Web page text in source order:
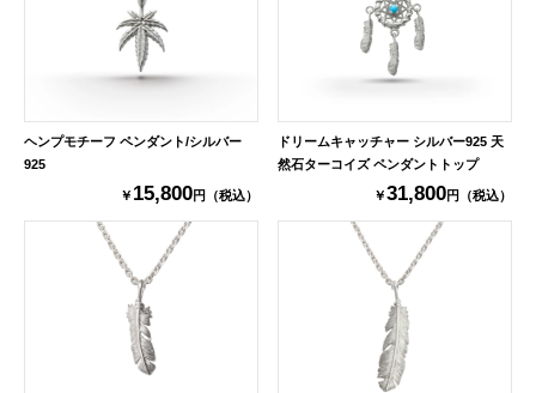
ヘンプモチーフ ペンダント/シルバー
925
￥ 15,800円（税込）
ドリームキャッチャー シルバー925 天
然石ターコイズ ペンダントトップ
￥31,800円（税込）